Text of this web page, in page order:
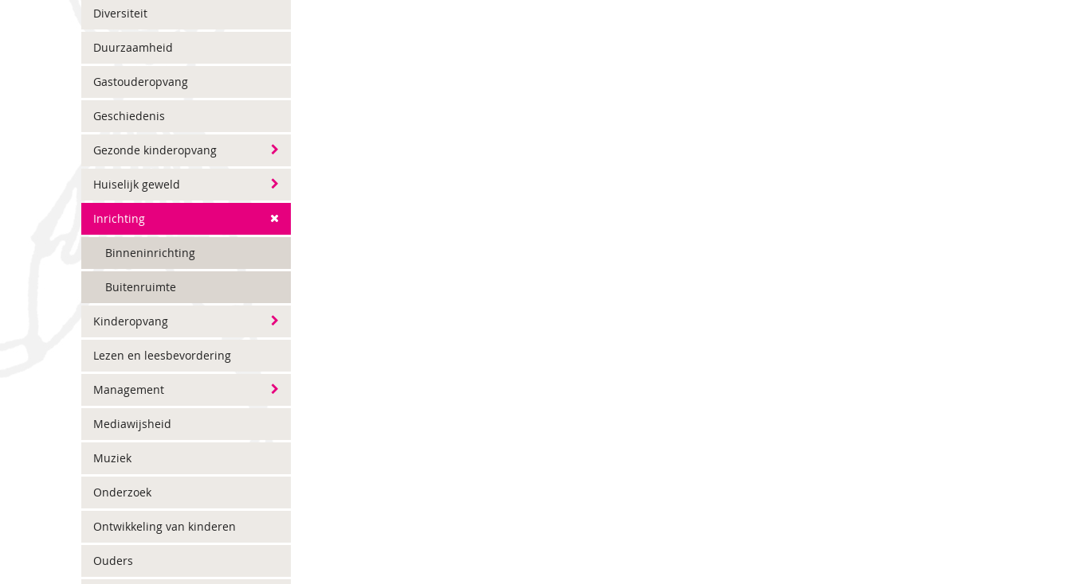
Diversiteit
Duurzaamheid
Gastouderopvang
Geschiedenis
Gezonde kinderopvang
Huiselijk geweld
Inrichting
Binneninrichting
Buitenruimte
Kinderopvang
Lezen en leesbevordering
Management
Mediawijsheid
Muziek
Onderzoek
Ontwikkeling van kinderen
Ouders